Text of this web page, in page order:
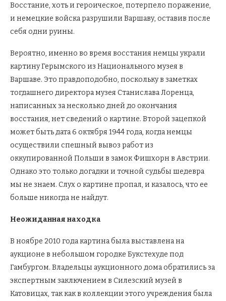
Восстание, хоть и героическое, потерпело поражение,
и немецкие войска разрушили Варшаву, оставив после
себя одни руины.
Вероятно, именно во время восстания немцы украли
картину Герымского из Национального музея в
Варшаве. Это правдоподобно, поскольку в заметках
тогдашнего директора музея Станислава Лоренца,
написанных за несколько дней до окончания
восстания, нет сведений о картине. Второй зацепкой
может быть дата 6 октября 1944 года, когда немцы
осуществили спешный вывоз работ из
оккупированной Польши в замок Фишхорн в Австрии.
Однако это только догадки и точной судьбы шедевра
мы не знаем. Слух о картине пропал, и казалось, что ее
больше никогда не найдут.
Неожиданная находка
В ноябре 2010 года картина была выставлена на
аукционе в небольшом городке Букстехуде под
Гамбургом. Владельцы аукционного дома обратились за
экспертным заключением в Силезский музей в
Катовицах, так как в коллекции этого учреждения была